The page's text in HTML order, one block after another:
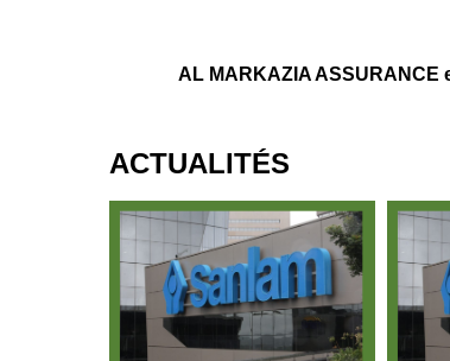
AL MARKAZIA ASSURANCE
ACTUALITÉS